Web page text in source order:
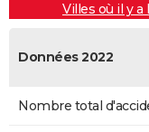
Villes où il y
Données 2022
Nombre total